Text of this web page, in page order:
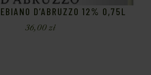
D’ABRUZZO 12% 0,75L
36,00zł